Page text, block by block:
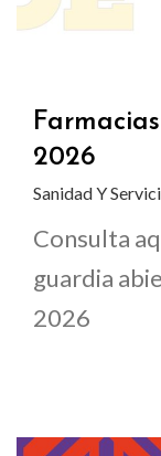
2026
Sanidad Y
Consulta
guardia
2026